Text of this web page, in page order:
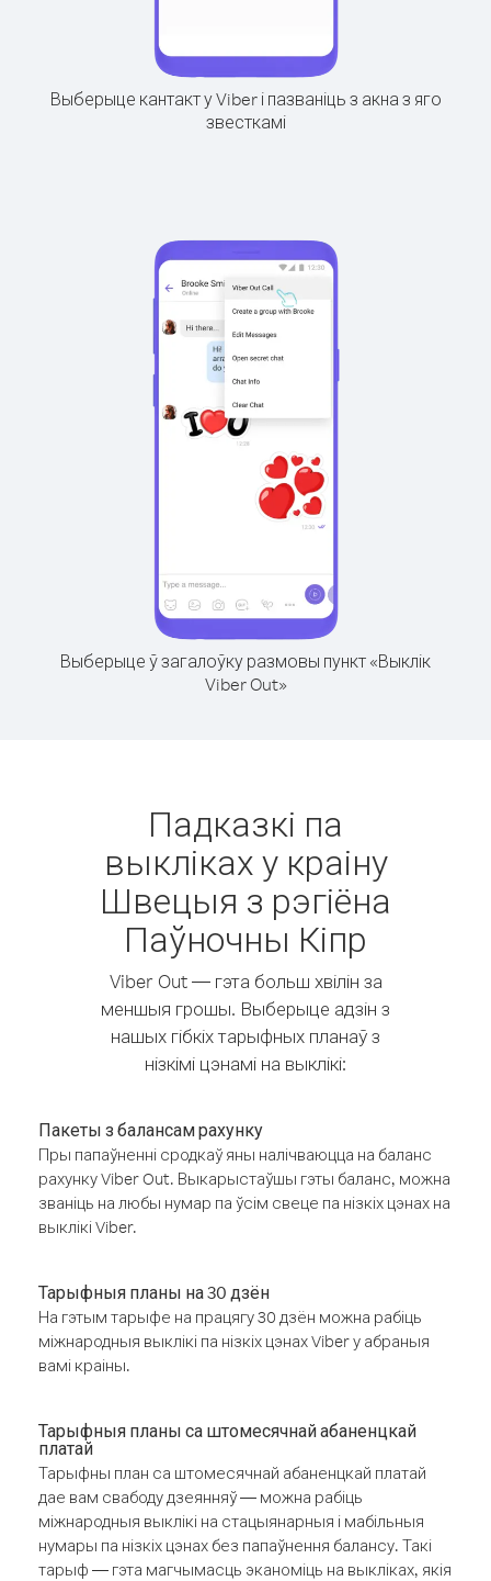
Выберыце кантакт у Viber і пазваніць з акна з яго
звесткамі
Выберыце ў загалоўку размовы пункт «Выклік
Viber Out»
Падказкі па
выкліках у краіну
Швецыя з рэгіёна
Паўночны Кіпр
Viber Out — гэта больш хвілін за
меншыя грошы. Выберыце адзін з
нашых гібкіх тарыфных планаў з
нізкімі цэнамі на выклікі:
Пакеты з балансам рахунку
Пры папаўненні сродкаў яны налічваюцца на баланс
рахунку Viber Out. Выкарыстаўшы гэты баланс, можна
званіць на любы нумар па ўсім свеце па нізкіх цэнах на
выклікі Viber.
Тарыфныя планы на 30 дзён
На гэтым тарыфе на працягу 30 дзён можна рабіць
міжнародныя выклікі па нізкіх цэнах Viber у абраныя
вамі краіны.
Тарыфныя планы са штомесячнай абаненцкай
платай
Тарыфны план са штомесячнай абаненцкай платай
дае вам свабоду дзеянняў — можна рабіць
міжнародныя выклікі на стацыянарныя і мабільныя
нумары па нізкіх цэнах без папаўнення балансу. Такі
тарыф — гэта магчымасць эканоміць на выкліках, якія